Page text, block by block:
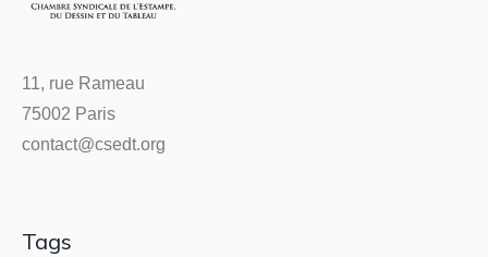
11, rue Rameau
75002 Paris
contact@csedt.org
Tags